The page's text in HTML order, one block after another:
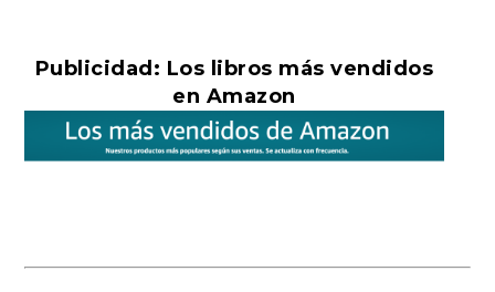
Publicidad: Los libros más vendidos
en Amazon